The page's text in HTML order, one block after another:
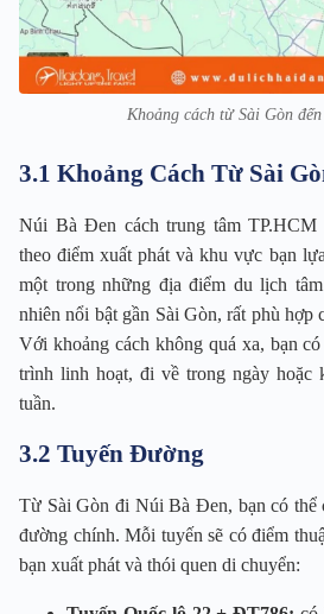
Khoảng cách từ Sài Gòn
3.1 Khoảng Cách Từ Sài
Núi Bà Đen cách trung tâm TP.HCM
theo điểm xuất phát và khu vực bạn
một trong những địa điểm du lịch
nhiên nổi bật gần Sài Gòn, rất phù hợp
Với khoảng cách không quá xa, bạn
trình linh hoạt, đi về trong ngày hoặc
tuần.
3.2 Tuyến Đường
Từ Sài Gòn đi Núi Bà Đen, bạn có thể
đường chính. Mỗi tuyến sẽ có điểm
bạn xuất phát và thói quen di chuyển: